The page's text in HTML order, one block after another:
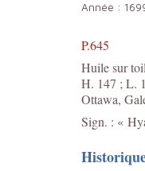
Année :
P.645
Huile sur
H. 147 ; L.
Ottawa,
Sign. : «